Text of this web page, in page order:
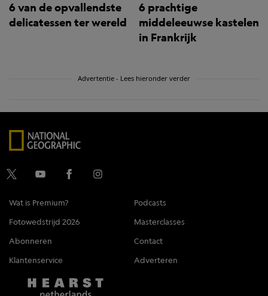
6 van de opvallendste
delicatessen ter wereld
6 prachtige
middeleeuwse kastelen
in Frankrijk
Advertentie - Lees hieronder verder
Wat is Premium?
Podcasts
Fotowedstrijd 2026
Masterclasses
Abonneren
Contact
Klantenservice
Adverteren